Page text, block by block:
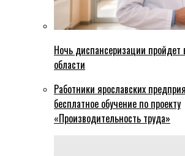
Ночь диспансеризации пройдет
области
Работники ярославских
бесплатное обучение по проекту
«Производительность труда»